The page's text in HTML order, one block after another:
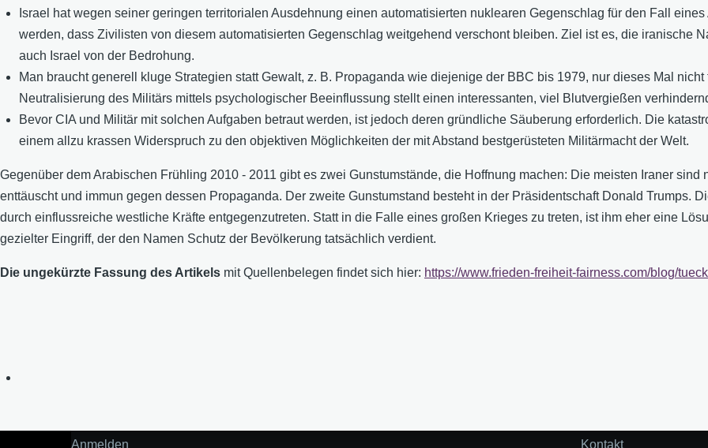
Israel hat wegen seiner geringen territorialen Ausdehnung einen automatisierten nuklearen Gegenschlag für den Fall
werden, dass Zivilisten von diesem automatisierten Gegenschlag weitgehend verschont bleiben. Ziel ist es, die iranische
auch Israel von der Bedrohung.
Man braucht generell kluge Strategien statt Gewalt, z. B. Propaganda wie diejenige der BBC bis 1979, nur dieses Mal
Neutralisierung des Militärs mittels psychologischer Beeinflussung stellt einen interessanten, viel Blutvergießen
Bevor CIA und Militär mit solchen Aufgaben betraut werden, ist jedoch deren gründliche Säuberung erforderlich. Die
einem allzu krassen Widerspruch zu den objektiven Möglichkeiten der mit Abstand bestgerüsteten Militärmacht der Welt.
Gegenüber dem Arabischen Frühling 2010 - 2011 gibt es zwei Gunstumstände, die Hoffnung machen: Die meisten Iraner
enttäuscht und immun gegen dessen Propaganda. Der zweite Gunstumstand besteht in der Präsidentschaft Donald Trumps.
durch einflussreiche westliche Kräfte entgegenzutreten. Statt in die Falle eines großen Krieges zu treten, ist ihm eher eine
gezielter Eingriff, der den Namen Schutz der Bevölkerung tatsächlich verdient.
Die ungekürzte Fassung des Artikels mit Quellenbelegen findet sich hier: https://www.frieden-freiheit-fairness.com/blog/
Anmelden Kontakt